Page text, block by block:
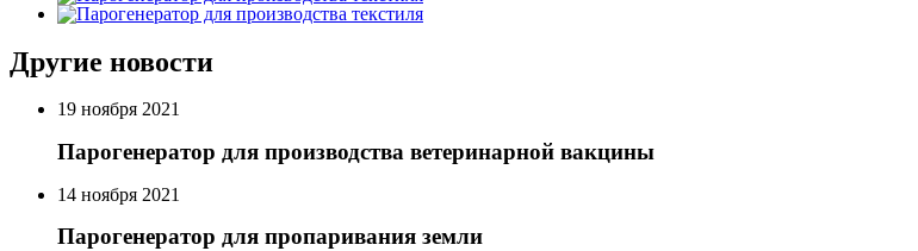
Другие новости
19 ноября 2021
Парогенератор для производства ветеринарной вакцины
14 ноября 2021
Парогенератор для пропаривания земли